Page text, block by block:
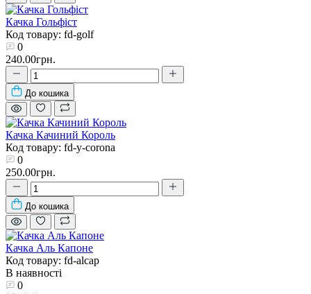
Качка Гольфіст
Код товару: fd-golf
0
240.00грн.
До кошика
Качка Качиний Король
Код товару: fd-y-corona
0
250.00грн.
До кошика
Качка Аль Капоне
Код товару: fd-alcap
В наявності
0